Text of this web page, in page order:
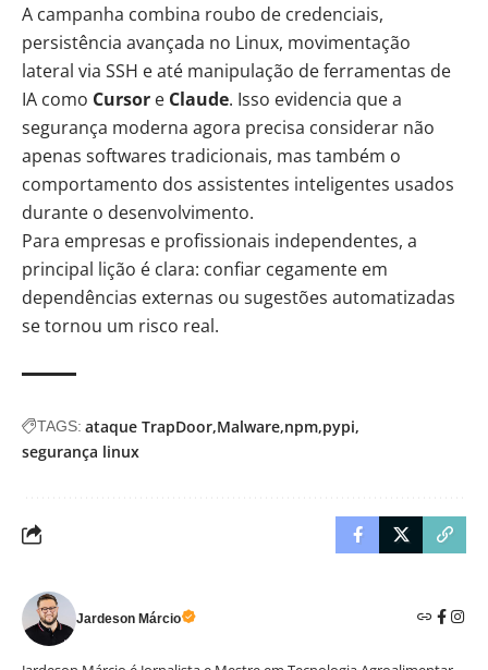
A campanha combina roubo de credenciais,
persistência avançada no Linux, movimentação
lateral via SSH e até manipulação de ferramentas de
IA como Cursor e Claude. Isso evidencia que a
segurança moderna agora precisa considerar não
apenas softwares tradicionais, mas também o
comportamento dos assistentes inteligentes usados
durante o desenvolvimento.
Para empresas e profissionais independentes, a
principal lição é clara: confiar cegamente em
dependências externas ou sugestões automatizadas
se tornou um risco real.
TAGS: ataque TrapDoor Malware npm pypi
segurança linux
Jardeson Márcio